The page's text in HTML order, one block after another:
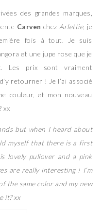
des grandes marques,
Carven chez Arlettie, je
fois à tout. Je suis
et une jupe rose que je
Les prix sont vraiment
retourner ! Je l’ai associé
couleur, et mon nouveau
xx
but when I heard about
myself that there is a first
lovely pullover and a pink
are really interesting ! I’m
the same color and my new
it? xx